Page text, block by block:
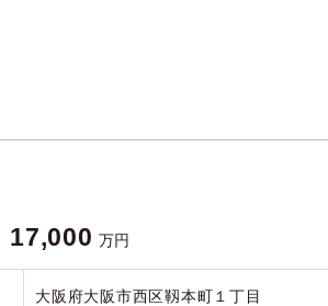
17,000 万円
大阪府大阪市西区靱本町１丁目